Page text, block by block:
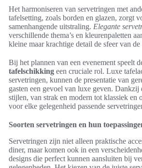
Het harmoniseren van servetringen met
tafelsetting, zoals borden en glazen, zorgt
samenhangende uitstraling. Elegante
verschillende thema’s en kleurenpaletten
kleine maar krachtige detail de sfeer van
Bij het plannen van een evenement speelt
tafelschikking een cruciale rol. Luxe
servetringen, kunnen de presentatie van
gasten een gevoel van luxe geven. Dankzij
stijlen, van strak en modern tot klassiek en
voor elke gelegenheid passende
Soorten servetringen en hun
Servetringen zijn niet alleen praktische
diner, maar komen ook in een
designs die perfect kunnen aansluiten bij